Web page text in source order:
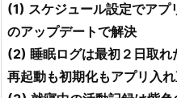
(1) スケジュール設定でア
のアップデートで解決
(2) 睡眠ログは最初２日取
再起動も初期化もアプリ入